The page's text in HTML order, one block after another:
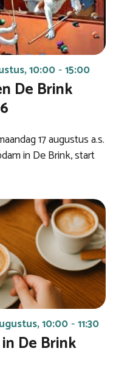
10:00 - 15:00
De Brink
17 augustus a.s.
in De Brink, start
10:00 - 11:30
De Brink